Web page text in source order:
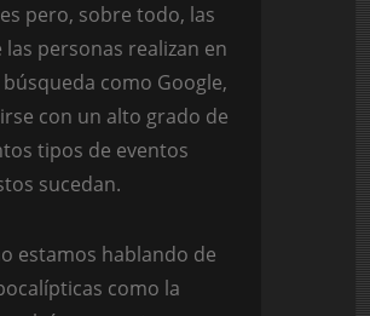
pero, sobre todo, las
personas realizan en
como Google,
con un alto grado de
tipos de eventos
sucedan.
estamos hablando de
como la